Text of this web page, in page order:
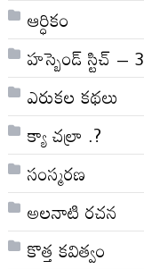
ఆర్ధికం
హస్బెండ్ స్టిచ్ – 3
ఎరుకల కథలు
క్యా చల్రా .?
సంస్మరణ
అలనాటి రచన
కొత్త కవిత్వం